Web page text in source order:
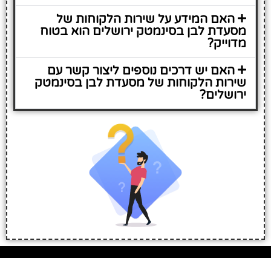
האם המידע על שירות הלקוחות של
מסעדת לבן בסינמטק ירושלים הוא בטוח
מדוייק?
האם יש דרכים נוספים ליצור קשר עם
שירות הלקוחות של מסעדת לבן בסינמטק
ירושלים?